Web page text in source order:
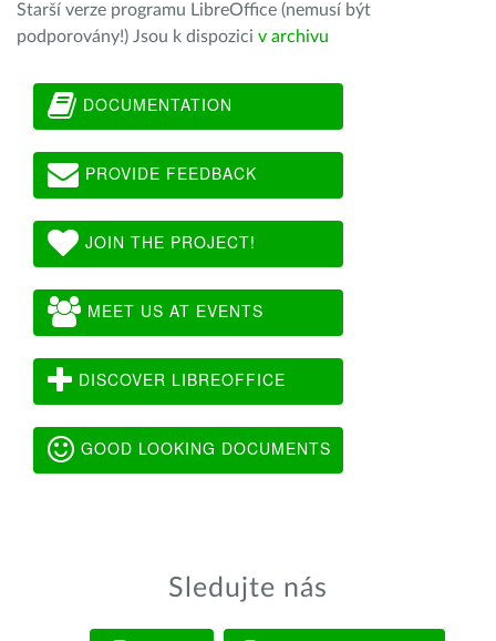
Starší verze programu LibreOffice (nemusí být
podporovány!) Jsou k dispozici v archivu
DOCUMENTATION
PROVIDE FEEDBACK
JOIN THE PROJECT!
MEET US AT EVENTS
DISCOVER LIBREOFFICE
GOOD LOOKING DOCUMENTS
Sledujte nás